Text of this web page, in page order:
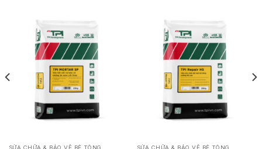
SỬA CHỮA & BẢO VỆ BÊ TÔNG SỬA CHỮA & BẢO VỆ BÊ TÔNG